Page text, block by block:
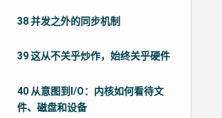
38 并发之外的同步机制
39 这从不关乎炒作，始终关乎硬件
40 从意图到I/O：内核如何看待文
件、磁盘和设备